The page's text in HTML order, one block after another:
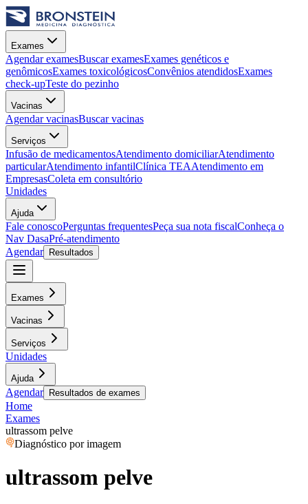
Exames
Agendar examesBuscar examesExames genéticos e
genômicosExames toxicológicosConvênios atendidosExames
check-upTeste do pezinho
Vacinas
Agendar vacinasBuscar vacinas
Serviços
Infusão de medicamentosAtendimento domiciliarAtendimento
particularAtendimento infantilClínica TEAAtendimento em
EmpresasColeta em consultório
Unidades
Ajuda
Fale conoscoPerguntas frequentesPeça sua nota fiscalConheça o
Nav DasaPré-atendimento
Agendar
Resultados
Exames
Vacinas
Serviços
Unidades
Ajuda
Agendar Resultados de exames
Home
Exames
ultrassom pelve
Diagnóstico por imagem
ultrassom pelve